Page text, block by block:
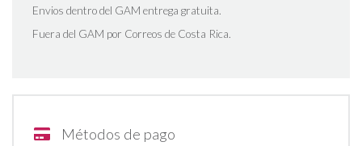
Envios dentro del GAM entrega gratuita.
Fuera del GAM por Correos de Costa Rica.
Métodos de pago